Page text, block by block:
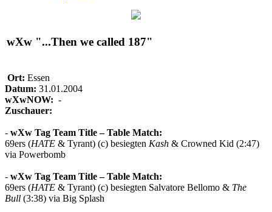
wXw "...Then we called 187"
Ort: Essen
Datum: 31.01.2004
wXwNOW: -
Zuschauer:
- wXw Tag Team Title – Table Match:
69ers (HATE & Tyrant) (c) besiegten Kash & Crowned Kid (2:47)
via Powerbomb
- wXw Tag Team Title – Table Match:
69ers (HATE & Tyrant) (c) besiegten Salvatore Bellomo & The
Bull (3:38) via Big Splash